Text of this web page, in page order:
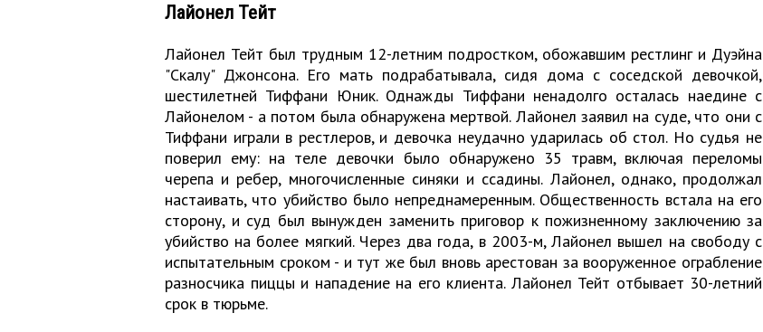
Лайонел Тейт
Лайонел Тейт был трудным 12-летним подростком, обожавшим рестлинг и Дуэйна
"Скалу" Джонсона. Его мать подрабатывала, сидя дома с соседской девочкой,
шестилетней Тиффани Юник. Однажды Тиффани ненадолго осталась наедине с
Лайонелом - а потом была обнаружена мертвой. Лайонел заявил на суде, что они с
Тиффани играли в рестлеров, и девочка неудачно ударилась об стол. Но судья не
поверил ему: на теле девочки было обнаружено 35 травм, включая переломы
черепа и ребер, многочисленные синяки и ссадины. Лайонел, однако, продолжал
настаивать, что убийство было непреднамеренным. Общественность встала на его
сторону, и суд был вынужден заменить приговор к пожизненному заключению за
убийство на более мягкий. Через два года, в 2003-м, Лайонел вышел на свободу с
испытательным сроком - и тут же был вновь арестован за вооруженное ограбление
разносчика пиццы и нападение на его клиента. Лайонел Тейт отбывает 30-летний
срок в тюрьме.